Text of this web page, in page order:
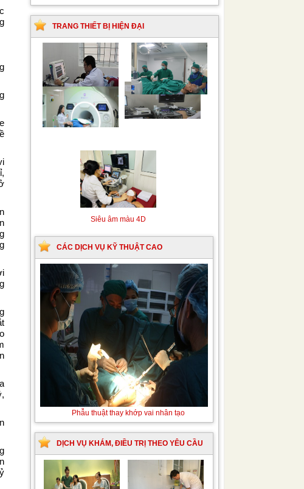
TRANG THIẾT BỊ HIỆN ĐẠI
Siêu âm Doppler xuyên
sọ
Kỹ thuật chụp mạch máu
não bằng hệ thống chụp
Siêu âm màu 4D
CÁC DỊCH VỤ KỸ THUẬT CAO
thuật
khớp
vai
nhân
tạo
Thay máu sơ sinh do bất đồng nhóm máu
DỊCH VỤ KHÁM, ĐIỀU TRỊ THEO YÊU CẦU